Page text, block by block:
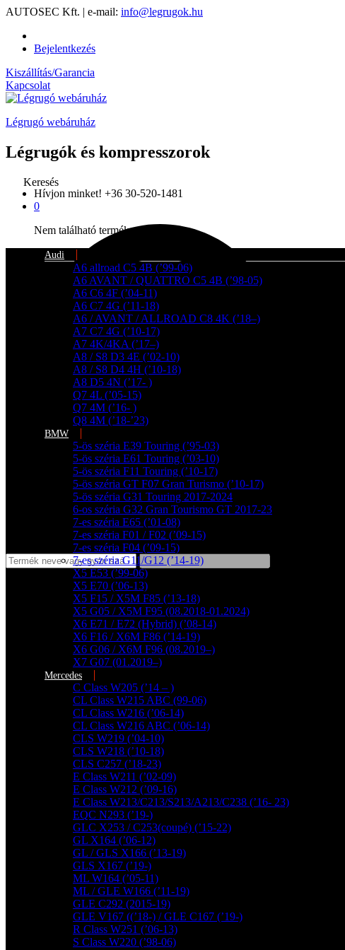
AUTOSEC Kft. | e-mail: info@legrugok.hu
Bejelentkezés
Kiszállítás/Garancia
Kapcsolat
Légrugó webáruház
Légrugók és kompresszorok
Keresés
További találatok...
Hívjon minket! +36 30-520-1481
0
Nem található termék a kosárban.
Audi
A6 allroad C5 4B (’99-06)
A6 AVANT / QUATTRO C5 4B (’98-05)
A6 C6 4F (’04-11)
A6 C7 4G (’11-18)
A6 / AVANT / ALLROAD C8 4K (’18–)
A7 C7 4G (’10-17)
A7 4K/4KA (’17–)
A8 / S8 D3 4E (’02-10)
A8 / S8 D4 4H (’10-18)
A8 D5 4N (’17- )
Q7 4L (’05-15)
Q7 4M (’16- )
Q8 4M (’18-’23)
BMW
5-ös széria E39 Touring (’95-03)
5-ös széria E61 Touring (’03-10)
5-ös széria F11 Touring (’10-17)
5-ös széria GT F07 Gran Turismo (’10-17)
5-ös széria G31 Touring 2017-2024
6-os széria G32 Gran Tourismo GT 2017-23
7-es széria E65 (’01-08)
7-es széria F01 / F02 (’09-15)
7-es széria F04 (’09-15)
7-es széria G11/G12 (’14-19)
X5 E53 (’99-06)
X5 E70 (’06-13)
X5 F15 / X5M F85 (’13-18)
X5 G05 / X5M F95 (08.2018-01.2024)
X6 E71 / E72 (Hybrid) (’08-14)
X6 F16 / X6M F86 (’14-19)
X6 G06 / X6M F96 (08.2019–)
X7 G07 (01.2019–)
Mercedes
C Class W205 (’14 – )
CL Class W215 ABC (99-06)
CL Class W216 (’06-14)
CL Class W216 ABC (’06-14)
CLS W219 (’04-10)
CLS W218 (’10-18)
CLS C257 (’18-23)
E Class W211 (’02-09)
E Class W212 (’09-16)
E Class W213/C213/S213/A213/C238 (’16- 23)
EQC N293 (’19-)
GLC X253 / C253(coupé) (’15-22)
GL X164 (’06-12)
GL / GLS X166 (’13-19)
GLS X167 (’19-)
ML W164 (’05-11)
ML / GLE W166 (’11-19)
GLE C292 (2015-19)
GLE V167 ((’18-) / GLE C167 (’19-)
R Class W251 (’06-13)
S Class W220 (’98-06)